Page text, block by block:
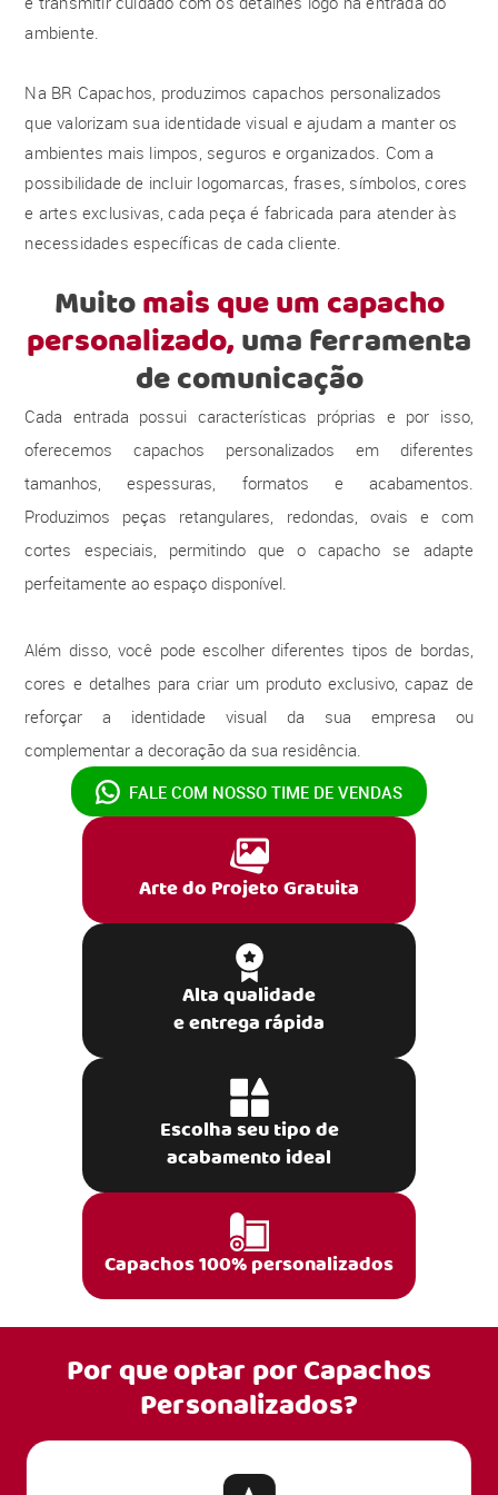
ambiente.
Na BR Capachos, produzimos capachos personalizados
que valorizam sua identidade visual e ajudam a manter os
ambientes mais limpos, seguros e organizados. Com a
possibilidade de incluir logomarcas, frases, símbolos, cores
e artes exclusivas, cada peça é fabricada para atender às
necessidades específicas de cada cliente.
Muitomais que um capacho
personalizado,uma ferramenta
de comunicação
Cada entrada possui características próprias e por isso,
oferecemos capachos personalizados em diferentes
tamanhos, espessuras, formatos e acabamentos.
Produzimos peças retangulares, redondas, ovais e com
cortes especiais, permitindo que o capacho se adapte
perfeitamente ao espaço disponível.
Além disso, você pode escolher diferentes tipos de bordas,
cores e detalhes para criar um produto exclusivo, capaz de
reforçar a identidade visual da sua empresa ou
complementar a decoração da sua residência.
FALE COM NOSSO TIME DE VENDAS
Arte do Projeto Gratuita
Alta qualidade
e entrega rápida
Escolha seu tipo de
acabamento ideal
Capachos 100% personalizados
Por que optar porCapachos
Personalizados?